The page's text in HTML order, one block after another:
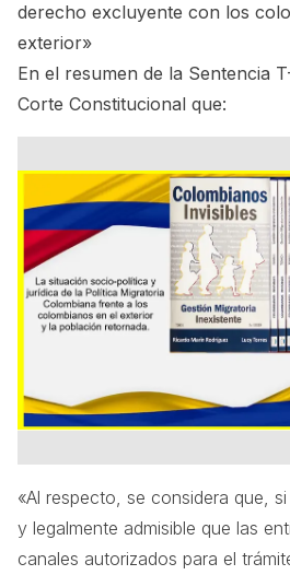
derecho excluyente con los
exterior»
En el resumen de la Sentencia
Corte Constitucional que:
«Al respecto, se considera que,
y legalmente admisible que las
canales autorizados para el